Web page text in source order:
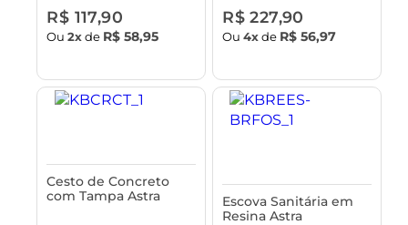
R$ 117,90
Ou2xde R$ 58,95
R$ 227,90
Ou4xde R$ 56,97
Cesto de Concreto
com Tampa Astra
Escova Sanitária em
Resina Astra